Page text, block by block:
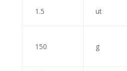
1.5 ut
150 g